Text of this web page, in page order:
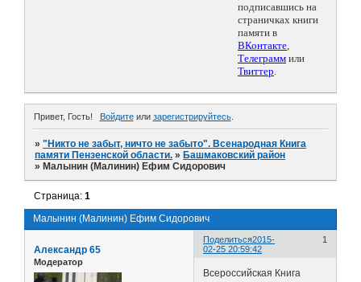
подписавшись на
страничках книги
памяти в
ВКонтакте,
Телеграмм или
Твиттер.
Привет, Гость! Войдитеили зарегистрируйтесь.
»"Никто не забыт, ничто не забыто". Всенародная Книга
памяти Пензенской области. » Башмаковский район
» Малынин (Малинин) Ефим Сидорович
Малынин (Малинин) Ефим Сидорович
Страница:1
Поделиться 1
2015-
02-25 20:59:42
Александр 65
Модератор
Всероссийская Книга